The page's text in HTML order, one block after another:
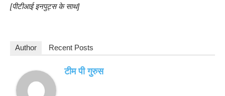
[पीटीआई इनपुट्स के साथ]
Author Recent Posts
टीम पी गुरुस